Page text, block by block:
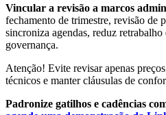
Vincular a revisão a marcos
fechamento de trimestre, revisão de
sincroniza agendas, reduz
governança.
Atenção! Evite revisar apenas
técnicos e manter cláusulas de
Padronize gatilhos e cadências